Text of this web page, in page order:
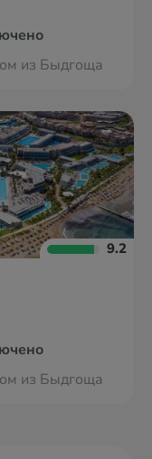
из Быдгоща
9.2
из Быдгоща